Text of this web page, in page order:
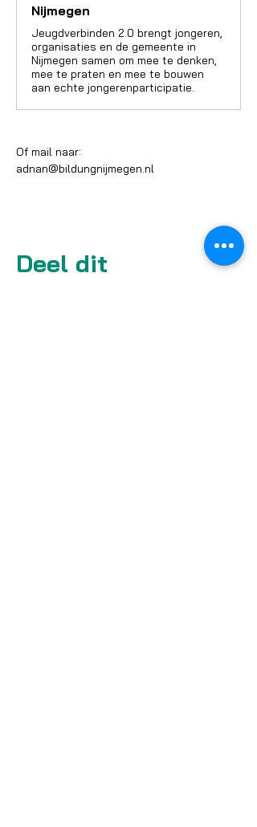
Nijmegen
Jeugdverbinden 2.0 brengt jongeren,
organisaties en de gemeente in
Nijmegen samen om mee te denken,
mee te praten en mee te bouwen
aan echte jongerenparticipatie.
Of mail naar:
adnan@bildungnijmegen.nl
Deel dit